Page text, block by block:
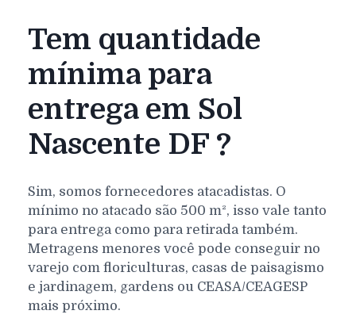
Tem quantidade
mínima para
entrega em Sol
Nascente DF ?
Sim, somos fornecedores atacadistas. O
mínimo no atacado são 500 m², isso vale tanto
para entrega como para retirada também.
Metragens menores você pode conseguir no
varejo com floriculturas, casas de paisagismo
e jardinagem, gardens ou CEASA/CEAGESP
mais próximo.